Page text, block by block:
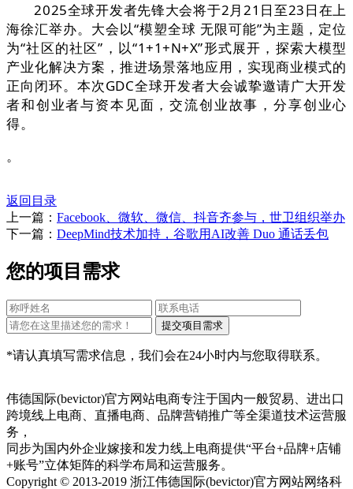
2025全球开发者先锋大会将于2月21日至23日在上
海徐汇举办。大会以“模塑全球 无限可能”为主题，定位
为“社区的社区”，以“1+1+N+X”形式展开，探索大模型
产业化解决方案，推进场景落地应用，实现商业模式的
正向闭环。本次GDC全球开发者大会诚挚邀请广大开发
者和创业者与资本见面，交流创业故事，分享创业心
得。
。
返回目录
上一篇： Facebook、微软、微信、抖音齐参与，世卫组织举办
下一篇： DeepMind技术加持，谷歌用AI改善 Duo 通话丢包
您的项目需求
*请认真填写需求信息，我们会在24小时内与您取得联系。
伟德国际(bevictor)官方网站电商专注于国内一般贸易、进出口
跨境线上电商、直播电商、品牌营销推广等全渠道技术运营服
务，
同步为国内外企业嫁接和发力线上电商提供“平台+品牌+店铺
+账号”立体矩阵的科学布局和运营服务。
Copyright © 2013-2019 浙江伟德国际(bevictor)官方网站网络科